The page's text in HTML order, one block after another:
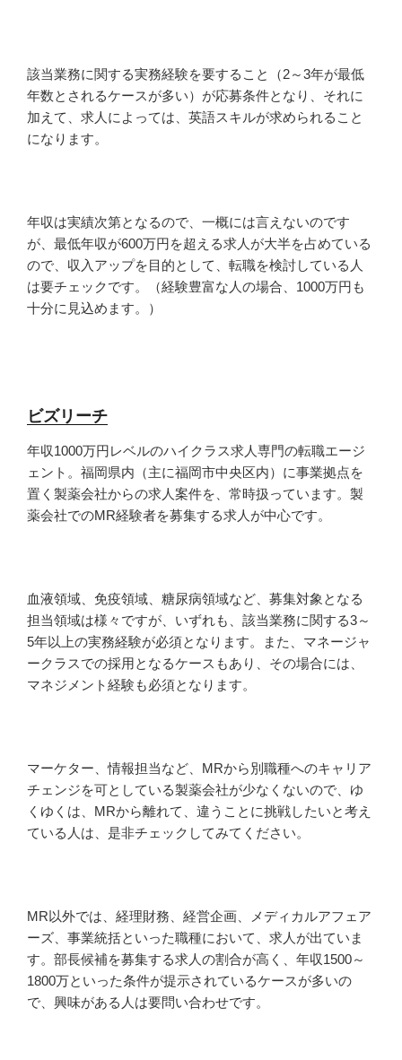
該当業務に関する実務経験を要すること（2～3年が最低
年数とされるケースが多い）が応募条件となり、それに
加えて、求人によっては、英語スキルが求められること
になります。
年収は実績次第となるので、一概には言えないのです
が、最低年収が600万円を超える求人が大半を占めている
ので、収入アップを目的として、転職を検討している人
は要チェックです。（経験豊富な人の場合、1000万円も
十分に見込めます。）
ビズリーチ
年収1000万円レベルのハイクラス求人専門の転職エージ
ェント。福岡県内（主に福岡市中央区内）に事業拠点を
置く製薬会社からの求人案件を、常時扱っています。製
薬会社でのMR経験者を募集する求人が中心です。
血液領域、免疫領域、糖尿病領域など、募集対象となる
担当領域は様々ですが、いずれも、該当業務に関する3～
5年以上の実務経験が必須となります。また、マネージャ
ークラスでの採用となるケースもあり、その場合には、
マネジメント経験も必須となります。
マーケター、情報担当など、MRから別職種へのキャリア
チェンジを可としている製薬会社が少なくないので、ゆ
くゆくは、MRから離れて、違うことに挑戦したいと考え
ている人は、是非チェックしてみてください。
MR以外では、経理財務、経営企画、メディカルアフェア
ーズ、事業統括といった職種において、求人が出ていま
す。部長候補を募集する求人の割合が高く、年収1500～
1800万といった条件が提示されているケースが多いの
で、興味がある人は要問い合わせです。